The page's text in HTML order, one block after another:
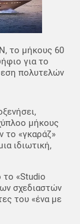
το μήκους 60
για το
πολυτελών
μήκους
το «γκαράζ»
ιδιωτική,
το «Studio
σχεδιαστών
του «ένα με